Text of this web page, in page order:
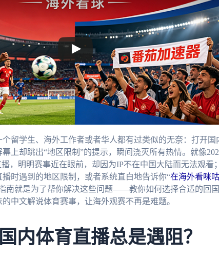
留学生、海外工作者或者华人都有过类似的无奈：打开国
上却跳出“地区限制”的提示，瞬间浇灭所有热情。就像
，明明赛事近在眼前，却因为IP不在中国大陆而无法观看
时遇到的地区限制，或者系统直白地告诉你“在海外看咪
南就是为了帮你解决这些问题——教你如何选择合适的回
中文解说体育赛事，让海外观赛不再是难题。
内体育直播总是遇阻？